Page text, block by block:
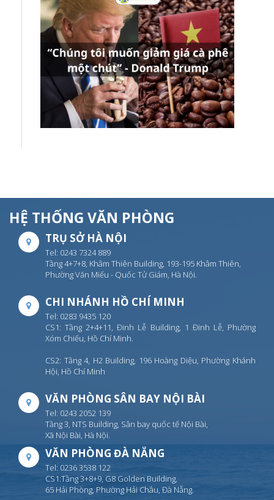
HỆ THỐNG VĂN PHÒNG
TRỤ SỞ HÀ NỘI
Tel: 0243 7324 889
Tầng 4+7+8, Khâm Thiên Building, 193-195 Khâm Thiên,
Phường Văn Miếu - Quốc Tử Giám, Hà Nội.
CHI NHÁNH HỒ CHÍ MINH
Tel: 0283 9435 120
CS1: Tầng 2+4+11, Đinh Lễ Building, 1 Đinh Lễ, Phường
Xóm Chiếu, Hồ Chí Minh.
CS2: Tầng 4, H2 Building, 196 Hoàng Diệu, Phường Khánh
Hội, Hồ Chí Minh
VĂN PHÒNG SÂN BAY NỘI BÀI
Tel: 0243 2052 139
Tầng 3, NTS Building, Sân bay quốc tế Nội Bài,
Xã Nội Bài, Hà Nội.
VĂN PHÒNG ĐÀ NẴNG
Tel: 0236 3538 122
CS1:Tầng 3+8+9, G8 Golden Building,
65 Hải Phòng, Phường Hải Châu, Đà Nẵng.